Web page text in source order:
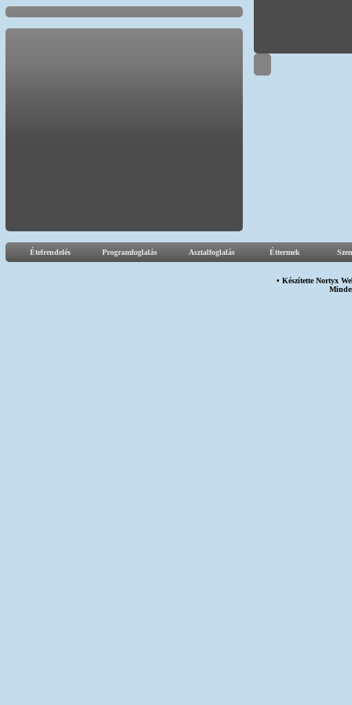
Ételrendelés Programfoglalás Asztalfoglalás Éttermek
• KészítetteNortyx